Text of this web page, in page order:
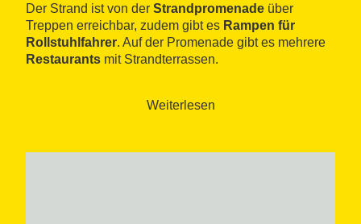
Der Strand ist von der Strandpromenade über
Treppen erreichbar, zudem gibt es Rampen für
Rollstuhlfahrer. Auf der Promenade gibt es mehrere
Restaurants mit Strandterrassen.
Sonnenschirmverleih.
Weiterlesen